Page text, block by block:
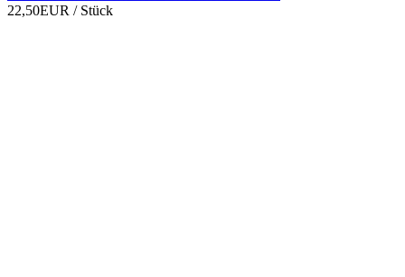
22,50EUR / Stück